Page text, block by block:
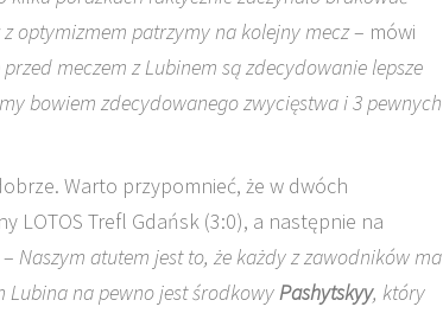
optymizmem patrzymy na kolejny mecz– mówi
meczem z Lubinem są zdecydowanie lepsze
bowiem zdecydowanego zwycięstwa i 3 pewnych
Warto przypomnieć, że w dwóch
Trefl Gdańsk (3:0), a następnie na
Naszym atutem jest to, że każdy z zawodników ma
Lubina na pewno jest środkowyPashytskyy, który